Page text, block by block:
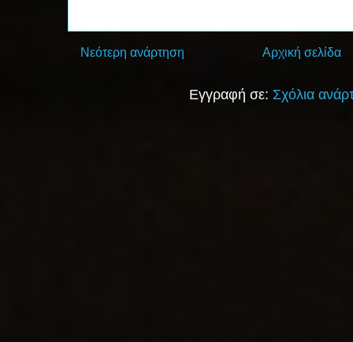
Νεότερη ανάρτηση Αρχική σελίδα
Εγγραφή σε: Σχόλια